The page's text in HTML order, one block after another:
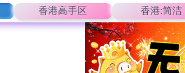
香港高手区 香港:简洁